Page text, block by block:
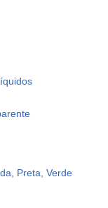
Preta, Verde